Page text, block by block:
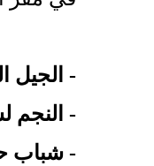
- الجيل
- النجم
- شباب